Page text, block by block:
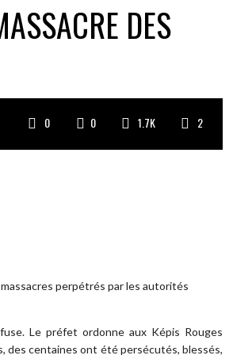
DES
0 0 1.7K 2
perpétrés par les autorités
Le préfet ordonne aux Képis Rouges
des centaines ont été persécutés, blessés,